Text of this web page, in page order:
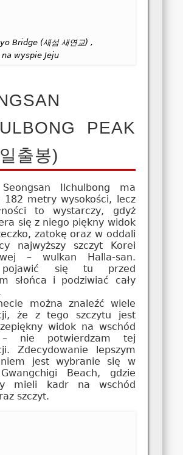
Bridge (새섬 새연교) ,
wyspie Jeju
PEAK
출봉)
Ilchulbong ma
182 metry wysokości, lecz
to wystarczy, gdyż
się z niego piękny widok
zatokę oraz w oddali
najwyższy szczyt Korei
– wulkan Halla-san.
się tu przed
słońca i podziwiać cały
można znaleźć wiele
że z tego szczytu jest
widok na wschód
– nie potwierdzam tej
Zdecydowanie lepszym
jest wybranie się w
Beach, gdzie
mieli kadr na wschód
szczyt.